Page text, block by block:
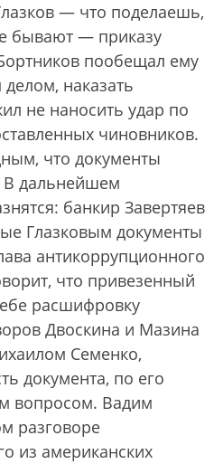
— что поделаешь,
бывают — приказу
пообещал ему
наказать
не наносить удар по
чиновников.
что документы
В дальнейшем
банкир Завертяев
Глазковым документы
антикоррупционного
что привезенный
расшифровку
Двоскина и Мазина
Семенко,
документа, по его
вопросом. Вадим
разговоре
из американских